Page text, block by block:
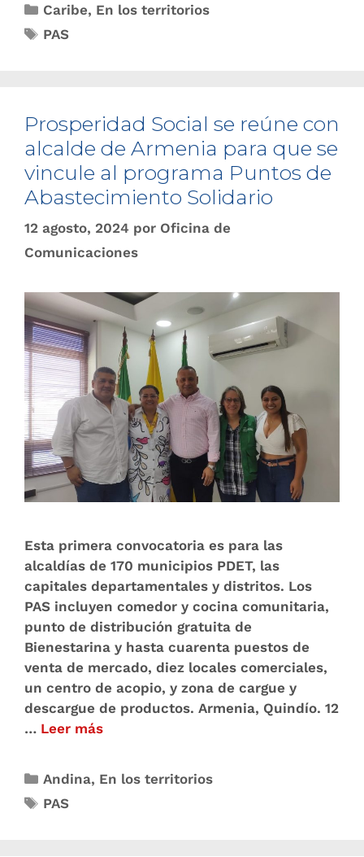
Caribe, En los territorios
PAS
Prosperidad Social se reúne con
alcalde de Armenia para que se
vincule al programa Puntos de
Abastecimiento Solidario
12 agosto, 2024 por Oficina de
Comunicaciones
Esta primera convocatoria es para las
alcaldías de 170 municipios PDET, las
capitales departamentales y distritos. Los
PAS incluyen comedor y cocina comunitaria,
punto de distribución gratuita de
Bienestarina y hasta cuarenta puestos de
venta de mercado, diez locales comerciales,
un centro de acopio, y zona de cargue y
descargue de productos. Armenia, Quindío. 12
… Leer más
Andina, En los territorios
PAS